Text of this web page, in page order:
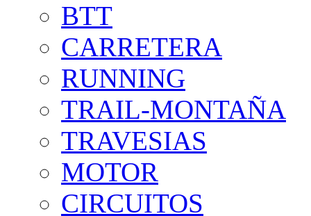
BTT
CARRETERA
RUNNING
TRAIL-MONTAÑA
TRAVESIAS
MOTOR
CIRCUITOS